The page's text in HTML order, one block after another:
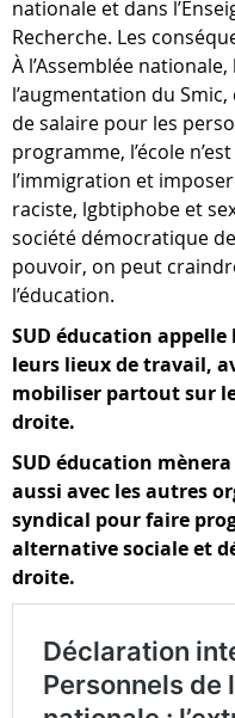
nationale et dans
Recherche. Les
À l’Assemblée nationale,
l’augmentation du
de salaire pour les
programme, l’école
l’immigration et
raciste, lgbtiphobe et
société démocratique
pouvoir, on peut
l’éducation.
SUD éducation
leurs lieux de travail,
mobiliser partout sur
droite.
SUD éducation
aussi avec les autres
syndical pour faire
alternative sociale et
droite.